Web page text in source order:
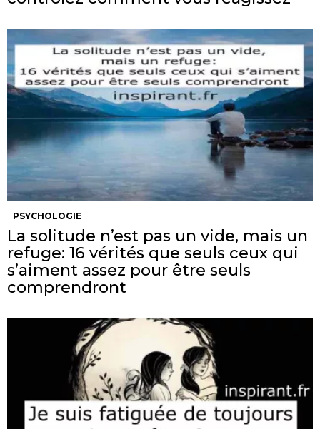
PSYCHOLOGIE
La solitude n’est pas un vide, mais un
refuge: 16 vérités que seuls ceux qui
s’aiment assez pour être seuls
comprendront